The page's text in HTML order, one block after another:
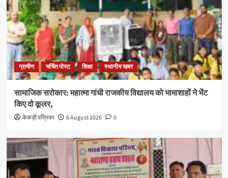
ग्रामीण चर्चित पोस्ट शिक्षा स्थानीय खबर
सामाजिक सरोकार: महात्मा गांधी राजकीय विद्यालय को भामाशाहों ने भेंट
किए दो कूलर,
केकड़ी पत्रिका 6 August 2026 0